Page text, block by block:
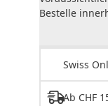
Bestelle
Swiss
Ab CHF